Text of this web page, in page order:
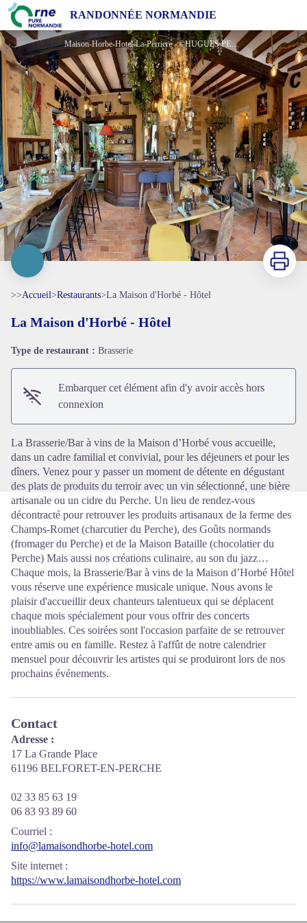
RANDONNÉE NORMANDIE
La Maison d'Horbé - Hôtel
Maison-Horbe-Hotel-La-Perriere - ©HUGUES PENNARUN
Voir l'image en plein écran
Imprimer
>>Accueil>Restaurants>La Maison d'Horbé - Hôtel
La Maison d'Horbé - Hôtel
Type de restaurant : Brasserie
Embarquer cet élément afin d'y avoir accès hors
connexion
La Brasserie/Bar à vins de la Maison d’Horbé vous accueille,
dans un cadre familial et convivial, pour les déjeuners et pour les
dîners. Venez pour y passer un moment de détente en dégustant
des plats de produits du terroir avec un vin sélectionné, une bière
artisanale ou un cidre du Perche. Un lieu de rendez-vous
décontracté pour retrouver les produits artisanaux de la ferme des
Champs-Romet (charcutier du Perche), des Goûts normands
(fromager du Perche) et de la Maison Bataille (chocolatier du
Perche) Mais aussi nos créations culinaire, au son du jazz…
Chaque mois, la Brasserie/Bar à vins de la Maison d’Horbé Hôtel
vous réserve une expérience musicale unique. Nous avons le
plaisir d'accueillir deux chanteurs talentueux qui se déplacent
chaque mois spécialement pour vous offrir des concerts
inoubliables. Ces soirées sont l'occasion parfaite de se retrouver
entre amis ou en famille. Restez à l'affût de notre calendrier
mensuel pour découvrir les artistes qui se produiront lors de nos
prochains événements.
Contact
Adresse :
17 La Grande Place
61196 BELFORET-EN-PERCHE
02 33 85 63 19
06 83 93 89 60
Courriel :
info@lamaisondhorbe-hotel.com
Site internet :
https://www.lamaisondhorbe-hotel.com